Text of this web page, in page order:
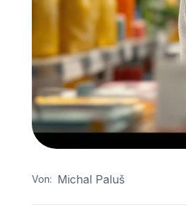
Von: Michal Paluš